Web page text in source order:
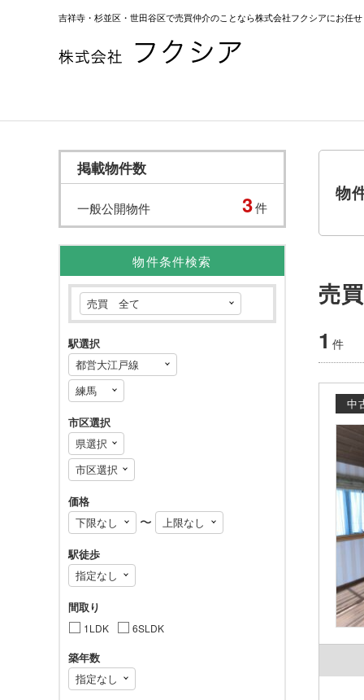
吉祥寺・杉並区・世田谷区で売買仲介のことなら株式会社フクシアにお任せ
物
売
1 件
中
掲載物件数
一般公開物件 3件
物件条件検索
駅選択
市区選択
価格
〜
駅徒歩
間取り
1LDK 6SLDK
築年数